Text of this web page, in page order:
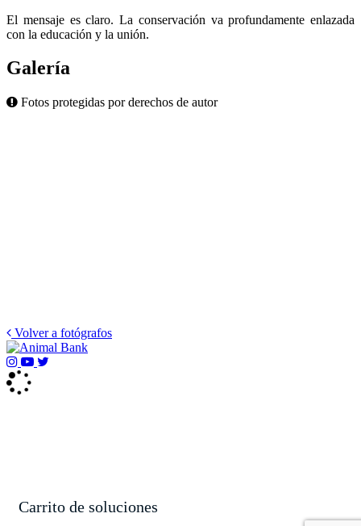
El mensaje es claro. La conservación va profundamente enlazada
con la educación y la unión.
Galería
Fotos protegidas por derechos de autor
Volver a fotógrafos
Carrito de soluciones